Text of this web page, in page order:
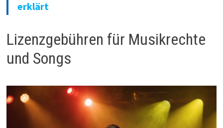
erklärt
Lizenzgebühren für Musikrechte
und Songs